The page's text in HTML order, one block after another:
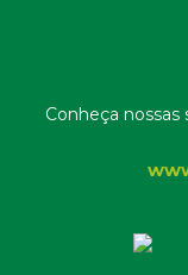
Conheça